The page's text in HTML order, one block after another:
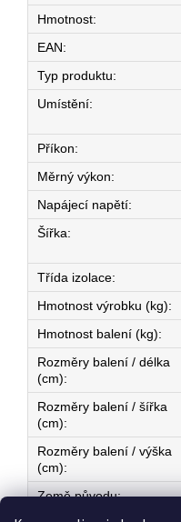
Hmotnost:
EAN:
Typ produktu:
Umístění:
Příkon:
Měrný výkon:
Napájecí napětí:
Šířka:
Třída izolace:
Hmotnost výrobku (kg):
Hmotnost balení (kg):
Rozměry balení / délka
(cm):
Rozměry balení / šířka
(cm):
Rozměry balení / výška
(cm):
Země původu: